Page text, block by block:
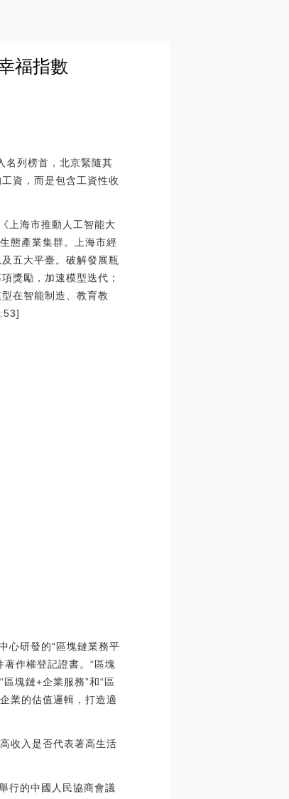
福指數
名列榜首，北京緊隨其
資，而是包含工資性收
上海市推動人工智能大
態產業集群。上海市經
五大平臺。破解發展瓶
獎勵，加速模型迭代；
在智能制造、教育教
心研發的“區塊鏈業務平
作權登記證書。“區塊
塊鏈+企業服務”和“區
業的估值邏輯，打造適
收入是否代表著高生活
行的中國人民協商會議